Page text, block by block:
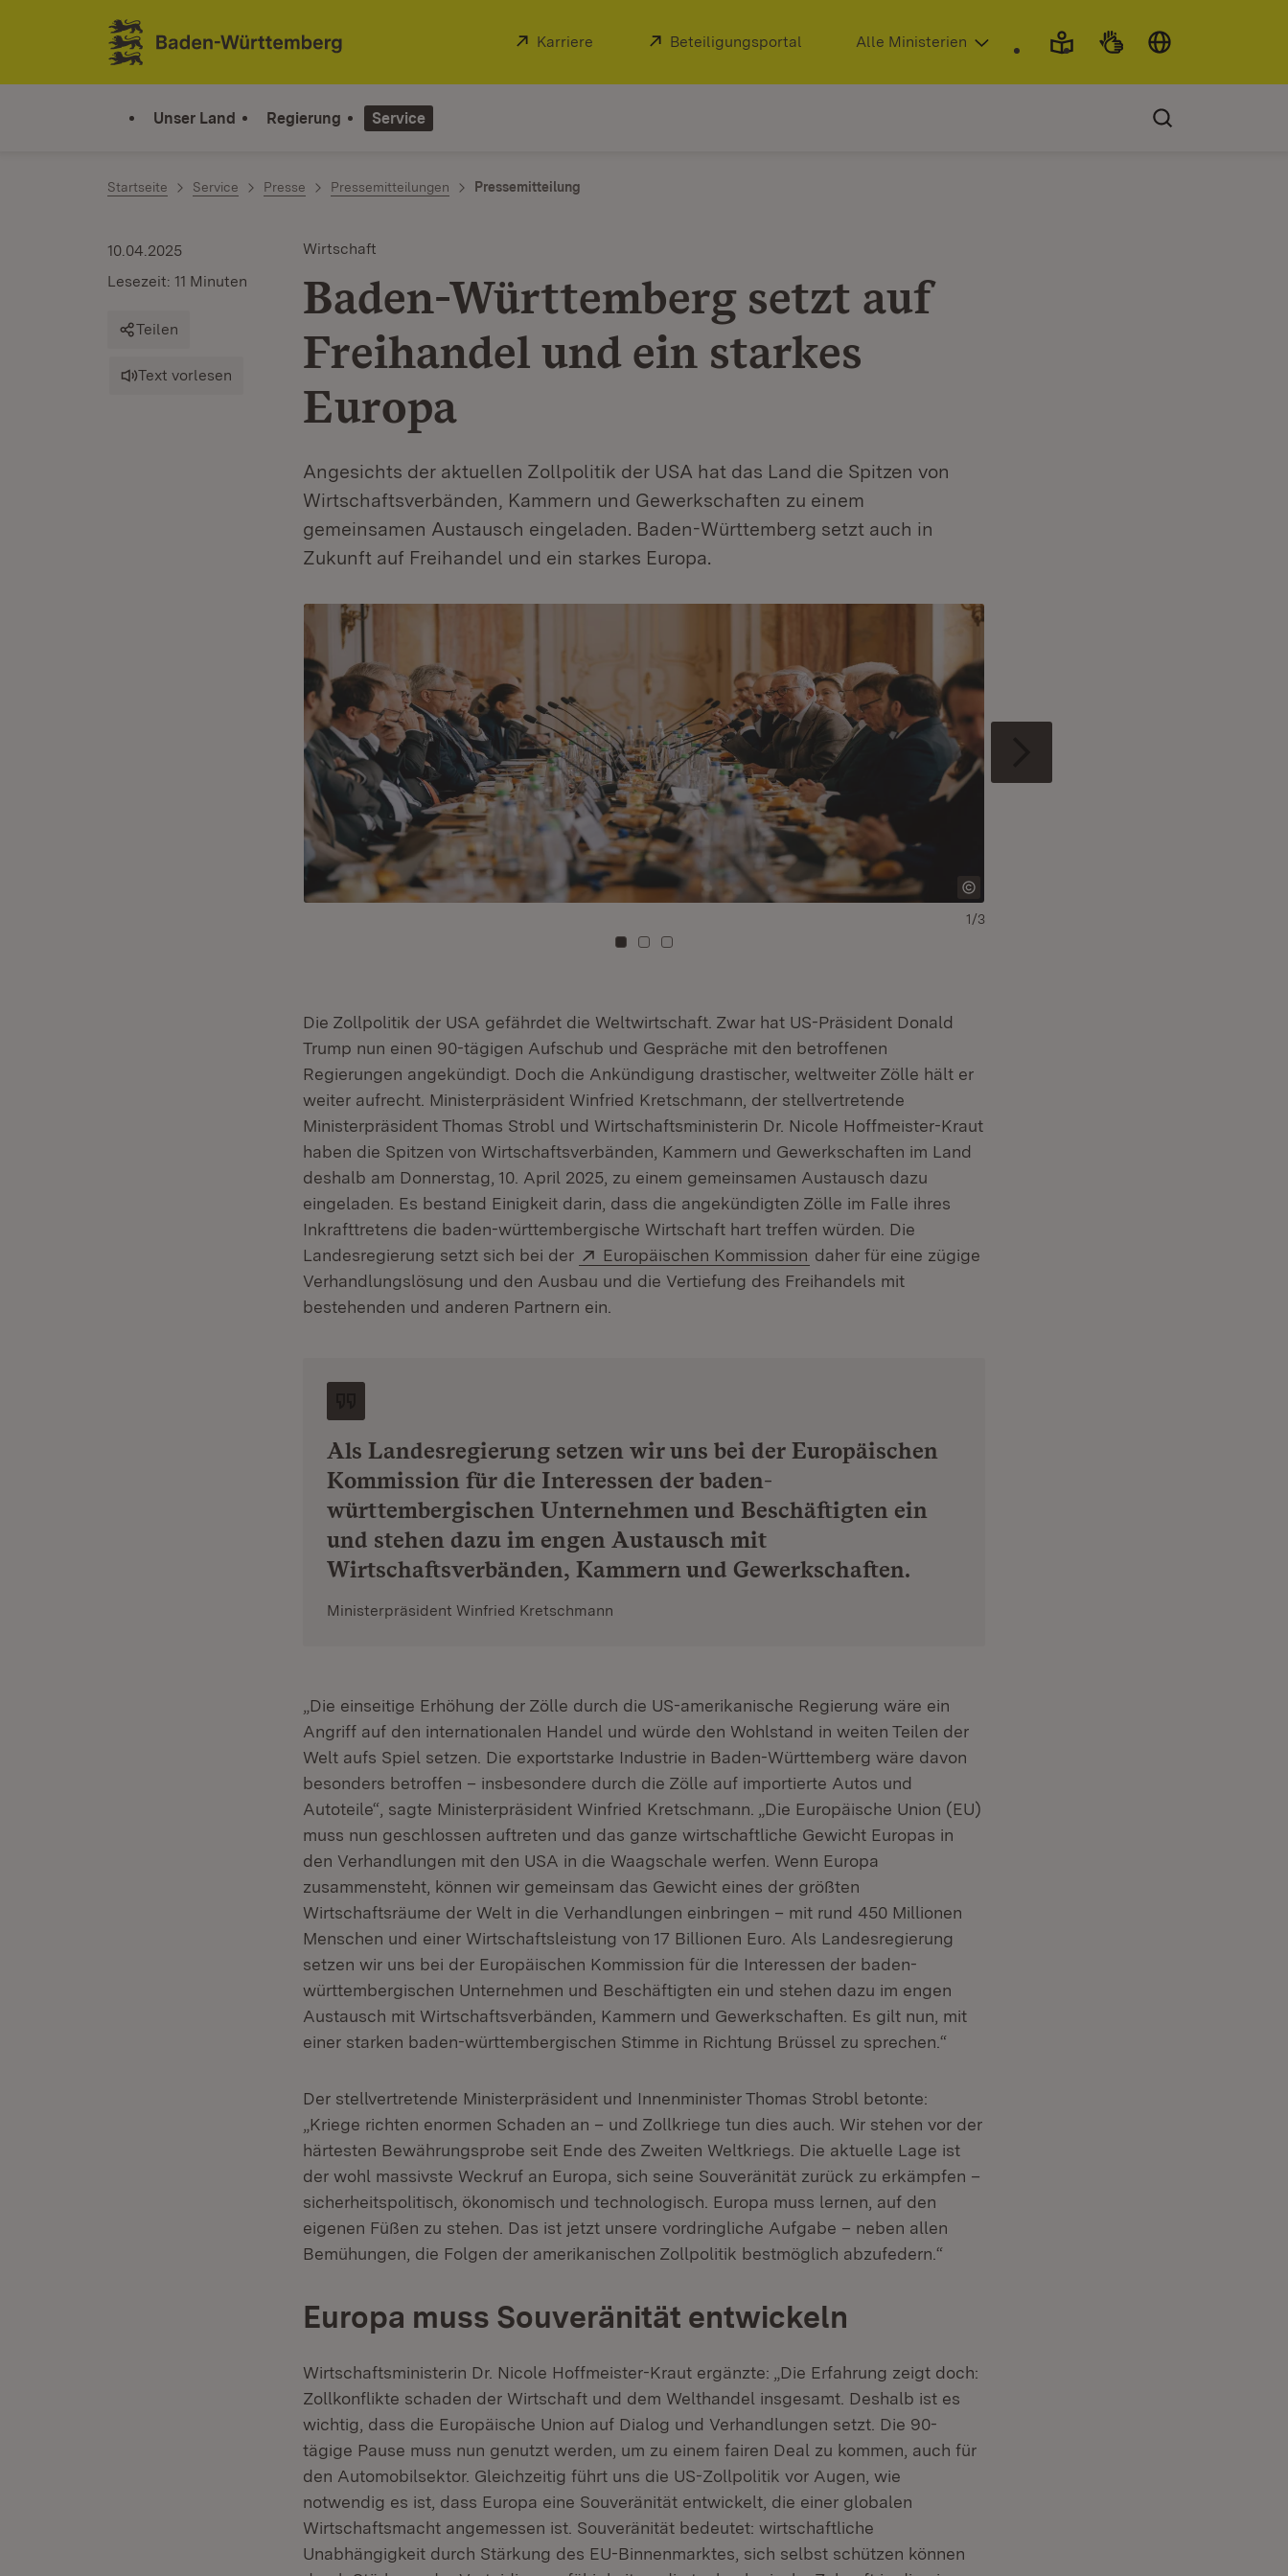
Zum Inhalt springen
Link zur Startseite
Extern:
Karriere (Öffnet in neuem Fenster)
Extern:
Beteiligungsportal (Öffnet in neuem Fenster)
Alle Ministerien
Unser Land Regierung Service
Startseite Service Presse Pressemitteilungen Pressemitteilung
Wirtschaft
Baden-Württemberg setzt auf
Freihandel und ein starkes
Europa
Angesichts der aktuellen Zollpolitik der USA hat das Land die Spitzen von
Wirtschaftsverbänden, Kammern und Gewerkschaften zu einem
gemeinsamen Austausch eingeladen. Baden-Württemberg setzt auch in
Zukunft auf Freihandel und ein starkes Europa.
10.04.2025
Lesezeit: 11 Minuten
Teilen
Text vorlesen
Zu Kachel: 0
Zu Kachel: 1
Zu Kachel: 2
1/3
Die Zollpolitik der USA gefährdet die Weltwirtschaft. Zwar hat US-Präsident Donald
Trump nun einen 90-tägigen Aufschub und Gespräche mit den betroffenen
Regierungen angekündigt. Doch die Ankündigung drastischer, weltweiter Zölle hält er
weiter aufrecht. Ministerpräsident Winfried Kretschmann, der stellvertretende
Ministerpräsident Thomas Strobl und Wirtschaftsministerin Dr. Nicole Hoffmeister-Kraut
haben die Spitzen von Wirtschaftsverbänden, Kammern und Gewerkschaften im Land
deshalb am Donnerstag, 10. April 2025, zu einem gemeinsamen Austausch dazu
eingeladen. Es bestand Einigkeit darin, dass die angekündigten Zölle im Falle ihres
Inkrafttretens die baden-württembergische Wirtschaft hart treffen würden. Die
Landesregierung setzt sich bei der
Extern:
Europäischen Kommission (Öffnet in neuem Fenster)
daher für eine zügige
Verhandlungslösung und den Ausbau und die Vertiefung des Freihandels mit
bestehenden und anderen Partnern ein.
Als Landesregierung setzen wir uns bei der Europäischen
Kommission für die Interessen der baden-
württembergischen Unternehmen und Beschäftigten ein
und stehen dazu im engen Austausch mit
Wirtschaftsverbänden, Kammern und Gewerkschaften.
Ministerpräsident Winfried Kretschmann
„Die einseitige Erhöhung der Zölle durch die US-amerikanische Regierung wäre ein
Angriff auf den internationalen Handel und würde den Wohlstand in weiten Teilen der
Welt aufs Spiel setzen. Die exportstarke Industrie in Baden-Württemberg wäre davon
besonders betroffen – insbesondere durch die Zölle auf importierte Autos und
Autoteile“, sagte Ministerpräsident Winfried Kretschmann. „Die Europäische Union (EU)
muss nun geschlossen auftreten und das ganze wirtschaftliche Gewicht Europas in
den Verhandlungen mit den USA in die Waagschale werfen. Wenn Europa
zusammensteht, können wir gemeinsam das Gewicht eines der größten
Wirtschaftsräume der Welt in die Verhandlungen einbringen – mit rund 450 Millionen
Menschen und einer Wirtschaftsleistung von 17 Billionen Euro. Als Landesregierung
setzen wir uns bei der Europäischen Kommission für die Interessen der baden-
württembergischen Unternehmen und Beschäftigten ein und stehen dazu im engen
Austausch mit Wirtschaftsverbänden, Kammern und Gewerkschaften. Es gilt nun, mit
einer starken baden-württembergischen Stimme in Richtung Brüssel zu sprechen.“
Der stellvertretende Ministerpräsident und Innenminister Thomas Strobl betonte:
„Kriege richten enormen Schaden an – und Zollkriege tun dies auch. Wir stehen vor der
härtesten Bewährungsprobe seit Ende des Zweiten Weltkriegs. Die aktuelle Lage ist
der wohl massivste Weckruf an Europa, sich seine Souveränität zurück zu erkämpfen –
sicherheitspolitisch, ökonomisch und technologisch. Europa muss lernen, auf den
eigenen Füßen zu stehen. Das ist jetzt unsere vordringliche Aufgabe – neben allen
Bemühungen, die Folgen der amerikanischen Zollpolitik bestmöglich abzufedern.“
Europa muss Souveränität entwickeln
Wirtschaftsministerin Dr. Nicole Hoffmeister-Kraut ergänzte: „Die Erfahrung zeigt doch:
Zollkonflikte schaden der Wirtschaft und dem Welthandel insgesamt. Deshalb ist es
wichtig, dass die Europäische Union auf Dialog und Verhandlungen setzt. Die 90-
tägige Pause muss nun genutzt werden, um zu einem fairen Deal zu kommen, auch für
den Automobilsektor. Gleichzeitig führt uns die US-Zollpolitik vor Augen, wie
notwendig es ist, dass Europa eine Souveränität entwickelt, die einer globalen
Wirtschaftsmacht angemessen ist. Souveränität bedeutet: wirtschaftliche
Unabhängigkeit durch Stärkung des EU-Binnenmarktes, sich selbst schützen können